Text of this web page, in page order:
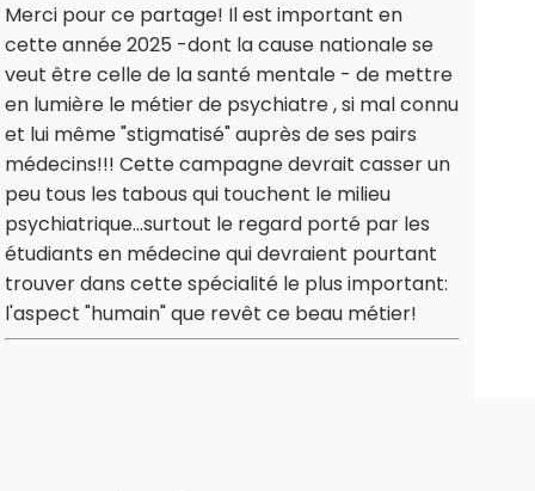
Merci pour ce partage! Il est important en
cette année 2025 -dont la cause nationale se
veut être celle de la santé mentale - de mettre
en lumière le métier de psychiatre , si mal connu
et lui même "stigmatisé" auprès de ses pairs
médecins!!! Cette campagne devrait casser un
peu tous les tabous qui touchent le milieu
psychiatrique...surtout le regard porté par les
étudiants en médecine qui devraient pourtant
trouver dans cette spécialité le plus important:
l'aspect "humain" que revêt ce beau métier!